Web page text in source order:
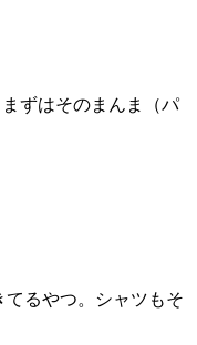
ずはそのまんま（パ
るやつ。シャツもそ